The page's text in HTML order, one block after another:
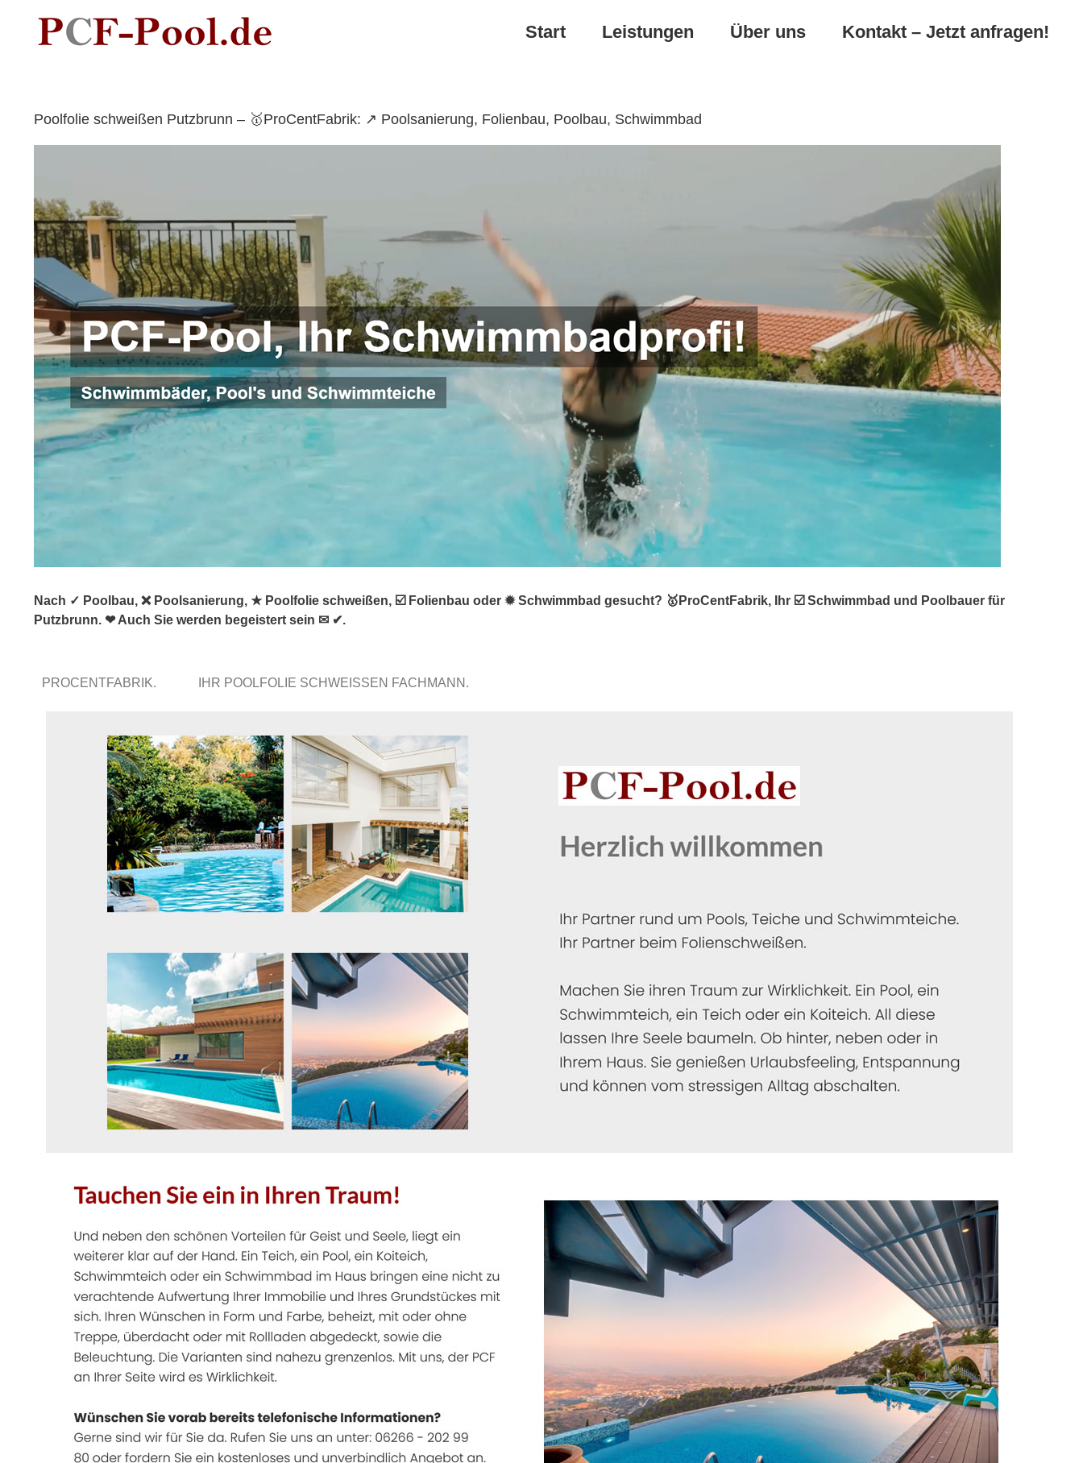
content
Start Leistungen Über uns Kontakt – Jetzt anfragen!
Poolfolie schweißen Putzbrunn – 🥇ProCentFabrik: ↗️ Poolsanierung, Folienbau, Poolbau, Schwimmbad
Nach ✓ Poolbau, ❌ Poolsanierung, ★ Poolfolie schweißen, ☑️ Folienbau oder ✹ Schwimmbad gesucht? 🥇ProCentFabrik, Ihr ☑️ Schwimmbad und Poolbauer für
Putzbrunn. ❤ Auch Sie werden begeistert sein ✉ ✔.
PROCENTFABRIK. IHR POOLFOLIE SCHWEISSEN FACHMANN.